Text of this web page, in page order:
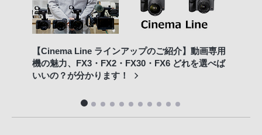
【Cinema Line ラインアップのご紹介】動画専用
機の魅力、FX3・FX2・FX30・FX6 どれを選べば
いいの？が分かります！